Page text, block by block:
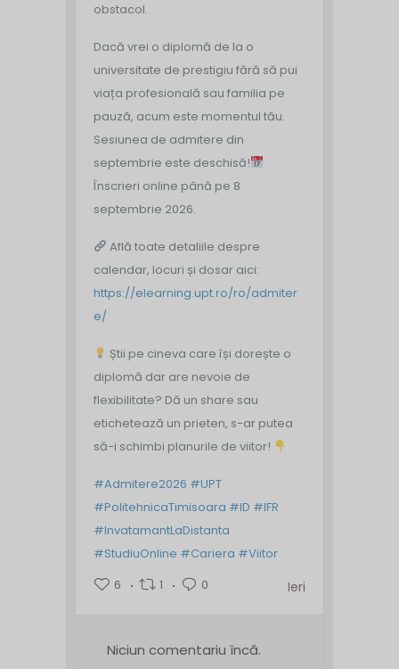
obstacol.
Dacă vrei o diplomă de la o
universitate de prestigiu fără să pui
viața profesională sau familia pe
pauză, acum este momentul tău.
Sesiunea de admitere din
septembrie este deschisă!
Înscrieri online până pe 8
septembrie 2026.
Află toate detaliile despre
calendar, locuri și dosar aici:
https://elearning.upt.ro/ro/admiter
e/
Știi pe cineva care își dorește o
diplomă dar are nevoie de
flexibilitate? Dă un share sau
etichetează un prieten, s-ar putea
să-i schimbi planurile de viitor!
#Admitere2026 #UPT
#PolitehnicaTimisoara #ID #IFR
#InvatamantLaDistanta
#StudiuOnline #Cariera #Viitor
6
1 0 Ieri
Niciun comentariu încă.